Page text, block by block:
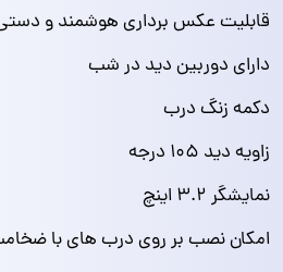
قابلیت عکس برداری هوشمند و
دارای دوربین دید در شب
دکمه زنگ درب
زاویه دید ۱۰۵ درجه
نمایشگر ۳.۲ اینچ
امکان نصب بر روی درب های با ضخامت ۳۸ تا ۱۱۰